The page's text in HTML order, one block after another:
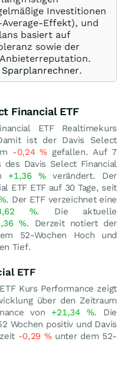
Investitionen
Effekt), und
basiert auf
sowie der
Sparplanrechner.
Financial ETF
ETF Realtimekurs
ist der Davis Select
-0,24% gefallen. Auf 7
des Davis Select Financial
+1,36%verändert. Der
ETF ETF auf 30 Tage, seit
. Der ETF verzeichnet eine
%. Die aktuelle
%. Derzeit notiert der
52-Wochen Hoch und
Tief.
ETF
Kurs Performance zeigt
über den Zeitraum
von +21,34 %. Die
Wochen positiv und Davis
-0,29 %unter dem 52-